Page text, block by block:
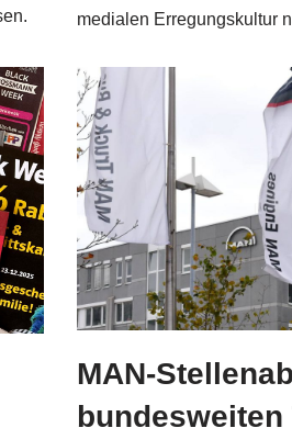
medialen Erregungskultur
MAN-
bundesweiten